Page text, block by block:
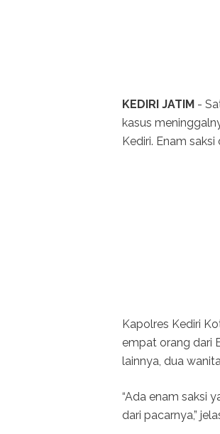
KEDIRI JATIM -
kasus
Kediri. Enam
Kapolres Kediri
empat orang dari
lainnya, dua
“Ada enam saksi
dari pacarnya,”